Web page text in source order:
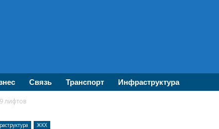
Связь Транспорт Инфраструктура
лифтов
ЖКХ